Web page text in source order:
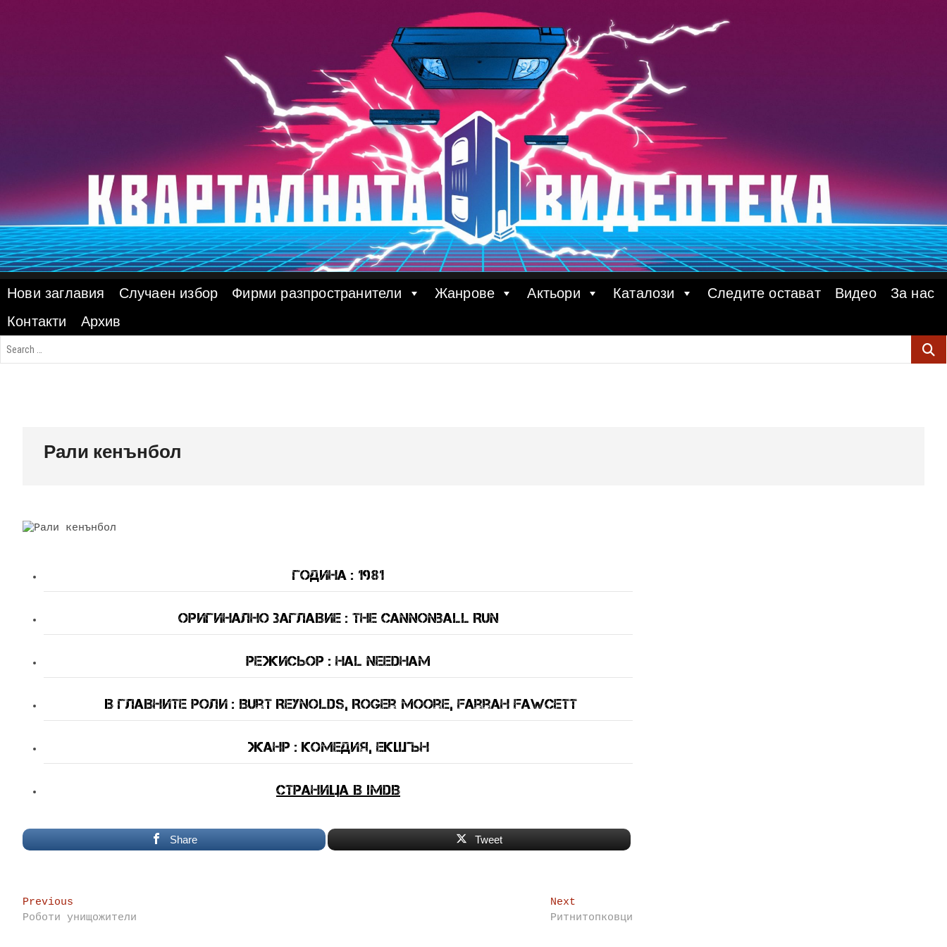
Нови заглавия Случаен избор Фирми разпространители Жанрове Актьори Каталози Следите остават Видео
За нас
Контакти
Архив
Рали кенънбол
Година : 1981
Оригинално Заглавие : The Cannonball Run
Режисьор : Hal Needham
В Главните Роли : Burt Reynolds, Roger Moore, Farrah Fawcett
Жанр : Комедия, екшън
Страница в IMDB
Share Tweet
Post
navigation
Previous
post:
Роботи унищожители
Next
post:
Ритнитопковци